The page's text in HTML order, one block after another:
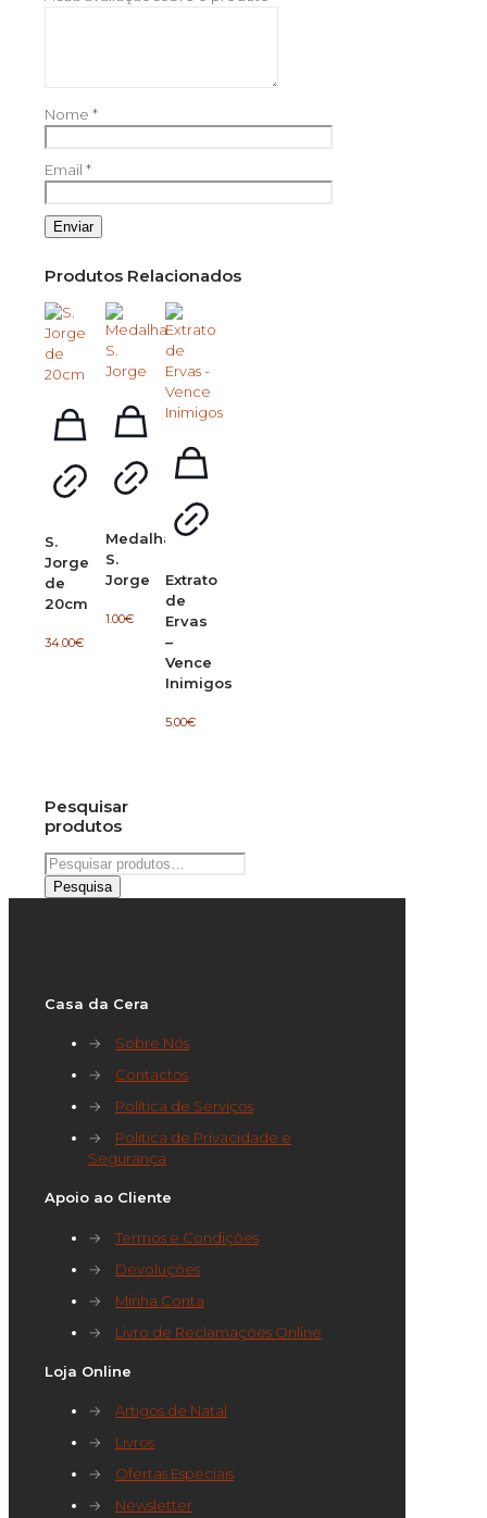
Nome *
Email *
Produtos Relacionados
S.
Jorge
de
20cm
34.00€
Medalha
S.
Jorge
1.00€
Extrato
de
Ervas
–
Vence
Inimigos
5.00€
Pesquisar
produtos
Pesquisar
por:
Pesquisa
Casa da Cera
→
Sobre Nós
→
Contactos
→
Política de Serviços
→
Política de Privacidade e
Segurança
Apoio ao Cliente
→
Termos e Condições
→
Devoluções
→
Minha Conta
→
Livro de Reclamações Online
Loja Online
→
Artigos de Natal
→
Livros
→
Ofertas Especiais
→
Newsletter